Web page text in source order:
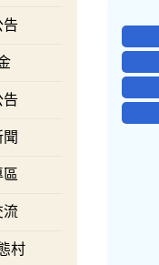
告
告
流
村